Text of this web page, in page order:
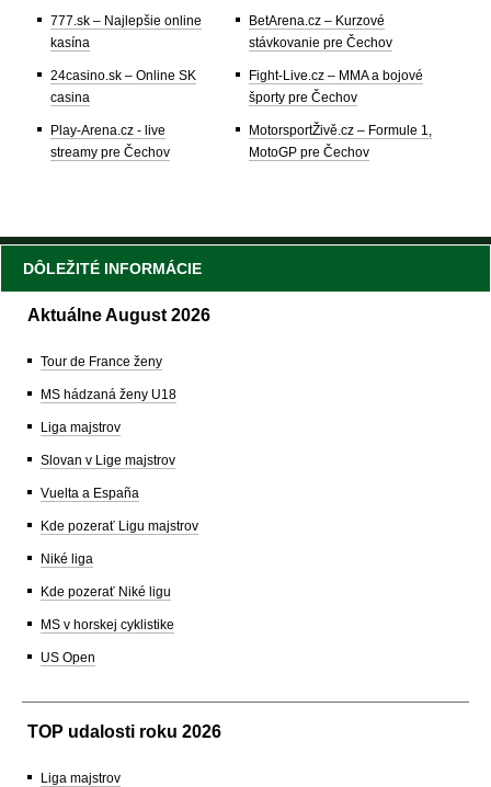
777.sk – Najlepšie online
kasína
24casino.sk – Online SK
casina
Play-Arena.cz - live
streamy pre Čechov
BetArena.cz – Kurzové
stávkovanie pre Čechov
Fight-Live.cz – MMA a bojové
športy pre Čechov
MotorsportŽivě.cz – Formule 1,
MotoGP pre Čechov
DÔLEŽITÉ INFORMÁCIE
Aktuálne August 2026
Tour de France ženy
MS hádzaná ženy U18
Liga majstrov
Slovan v Lige majstrov
Vuelta a España
Kde pozerať Ligu majstrov
Niké liga
Kde pozerať Niké ligu
MS v horskej cyklistike
US Open
TOP udalosti roku 2026
Liga majstrov